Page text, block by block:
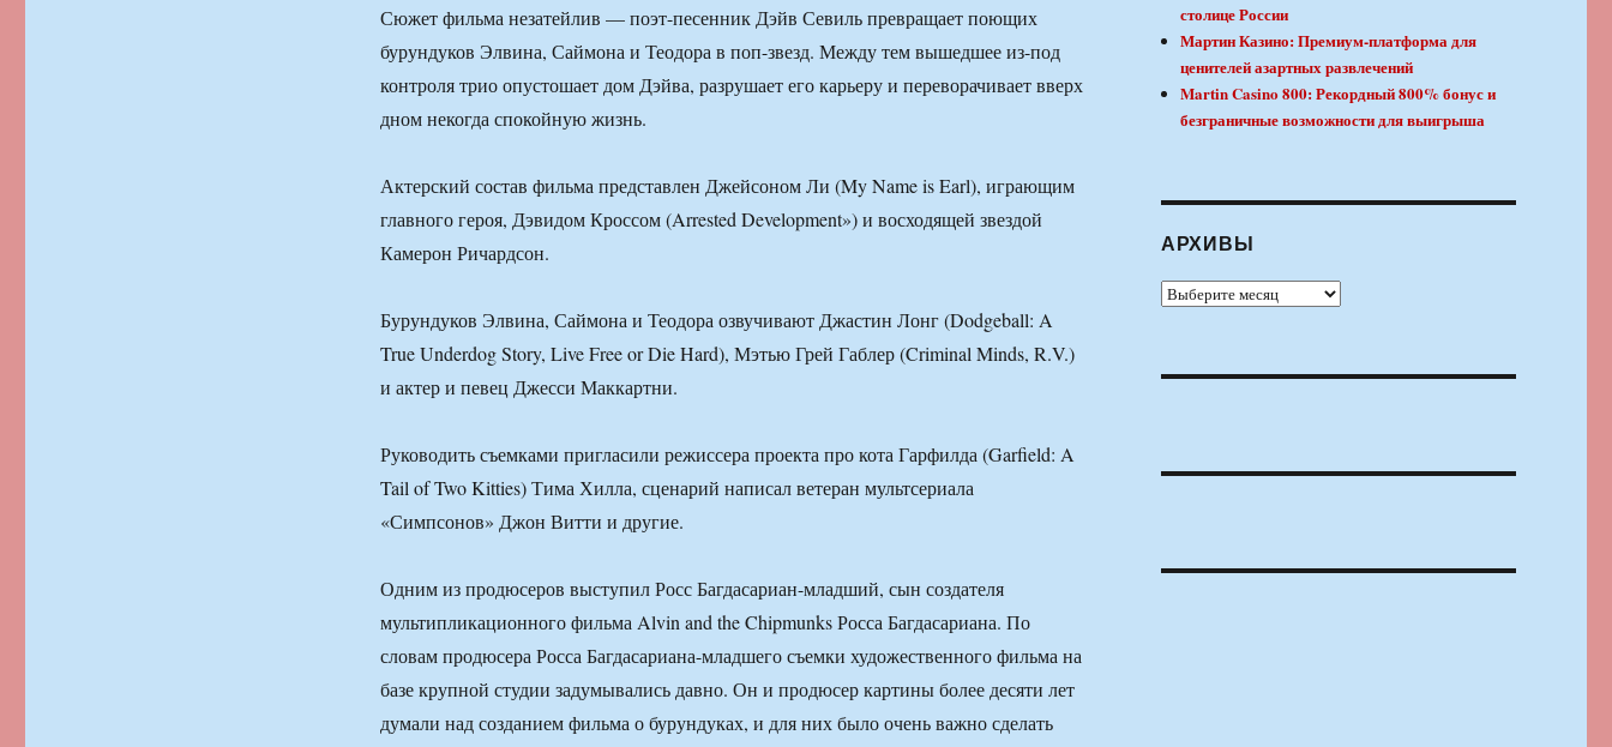
Сюжет фильма незатейлив — поэт-песенник Дэйв Севиль превращает поющих
бурундуков Элвина, Саймона и Теодора в поп-звезд. Между тем вышедшее из-под
контроля трио опустошает дом Дэйва, разрушает его карьеру и переворачивает вверх
дном некогда спокойную жизнь.
Актерский состав фильма представлен Джейсоном Ли (My Name is Earl), играющим
главного героя, Дэвидом Кроссом (Arrested Development») и восходящей звездой
Камерон Ричардсон.
Бурундуков Элвина, Саймона и Теодора озвучивают Джастин Лонг (Dodgeball: A
True Underdog Story, Live Free or Die Hard), Мэтью Грей Габлер (Criminal Minds, R.V.)
и актер и певец Джесси Маккартни.
Руководить съемками пригласили режиссера проекта про кота Гарфилда (Garfield: A
Tail of Two Kitties) Тима Хилла, сценарий написал ветеран мультсериала
«Симпсонов» Джон Витти и другие.
Одним из продюсеров выступил Росс Багдасариан-младший, сын создателя
мультипликационного фильма Alvin and the Chipmunks Росса Багдасариана. По
словам продюсера Росса Багдасариана-младшего съемки художественного фильма на
базе крупной студии задумывались давно. Он и продюсер картины более десяти лет
думали над созданием фильма о бурундуках, и для них было очень важно сделать
столице России
Мартин Казино: Премиум-платформа для
ценителей азартных развлечений
Martin Casino 800: Рекордный 800% бонус и
безграничные возможности для выигрыша
АРХИВЫ
Архивы